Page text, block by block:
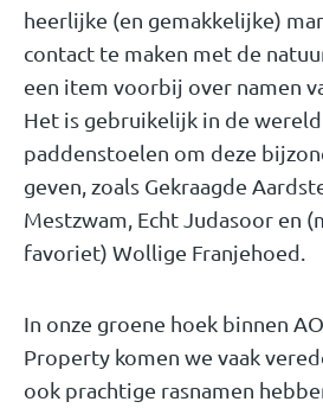
heerlijke (en gemakkelijke)
contact te maken met de
een item voorbij over namen
Het is gebruikelijk in de wereld
paddenstoelen om deze
geven, zoals Gekraagde
Mestzwam, Echt Judasoor en
favoriet) Wollige Franjehoed.
In onze groene hoek binnen
Property komen we vaak
ook prachtige rasnamen